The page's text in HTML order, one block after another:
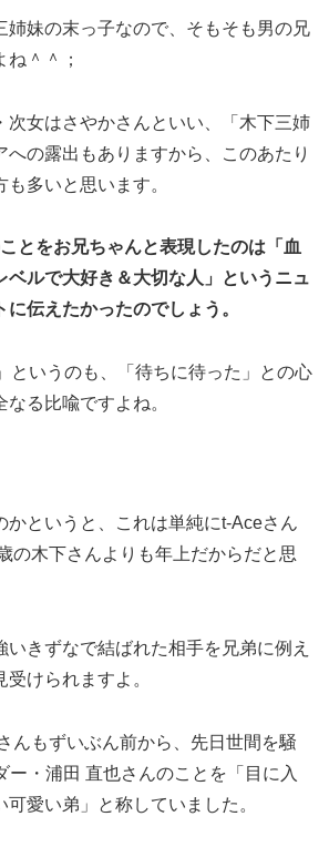
姉妹の末っ子なので、そもそも男の兄
＾＾；
次女はさやかさんといい、「木下三姉
への露出もありますから、このあたり
多いと思います。
とをお兄ちゃんと表現したのは「血
ベルで大好き＆大切な人」というニュ
伝えたかったのでしょう。
というのも、「待ちに待った」との心
る比喩ですよね。
かというと、これは単純にt-Aceさん
の木下さんよりも年上だからだと思
いきずなで結ばれた相手を兄弟に例え
けられますよ。
んもずいぶん前から、先日世間を騒
ー・浦田 直也さんのことを「目に入
愛い弟」と称していました。